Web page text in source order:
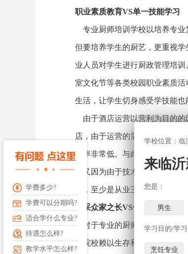
职业素质教育VS单一技能学习
专业厨师培训学校以培养专业
但要培养学生的厨艺，更重视
业人员对学生进行厨政管理培
室文化节等各类校园职业素质
生活，让学生切身感受学技能也
由于酒店运营以营利为目的的
店，由于运营的需要，师傅是
效率非常低。与此同时，酒店
但又因为由于技术不到位，酒
者，至少是从业三年后，才开
博采众家之长VS一家之言
对于专业的厨师人才培训院校
训院校赖以生存和发展的关键
学费多少?
学费可以分期吗?
适合学什么专业?
待遇怎么样?
教学水平怎么样?
学校位置：临
来临
您是：
男生
学习目的/学习
烹饪专业